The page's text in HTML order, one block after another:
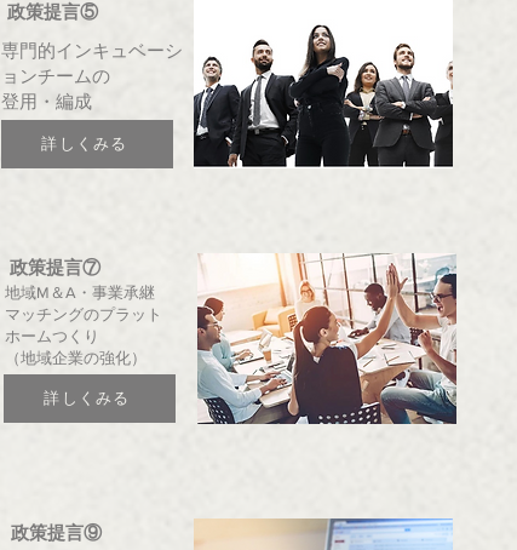
政策提言⑤
専門的インキュベーシ
ョンチームの
登用・編成
詳しくみる
政策提言⑦
地域M＆A・事業承継
マッチングのプラット
ホームつくり
（地域企業の強化）
詳しくみる
政策提言⑨